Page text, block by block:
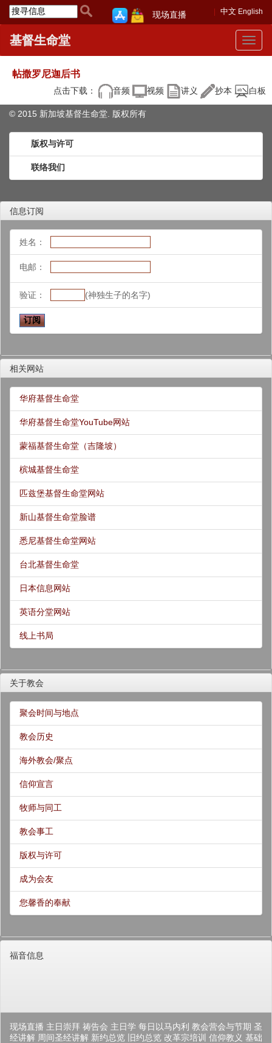
中文 English
现场直播
Toggle
基督生命堂
帖撒罗尼迦后书
点击下载： 音频 视频 讲义 抄本 白板
© 2015 新加坡基督生命堂. 版权所有
版权与许可
联络我们
信息订阅
姓名：
电邮：
验证： (神独生子的名字)
相关网站
华府基督生命堂
华府基督生命堂YouTube网站
蒙福基督生命堂（吉隆坡）
槟城基督生命堂
匹兹堡基督生命堂网站
新山基督生命堂脸谱
悉尼基督生命堂网站
台北基督生命堂
日本信息网站
英语分堂网站
线上书局
关于教会
聚会时间与地点
教会历史
海外教会/聚点
信仰宣言
牧师与同工
教会事工
版权与许可
成为会友
您馨香的奉献
福音信息
现场直播 主日崇拜 祷告会 主日学 每日以马内利 教会营会与节期 圣
经讲解 周间圣经讲解 新约总览 旧约总览 改革宗培训 信仰教义 基础